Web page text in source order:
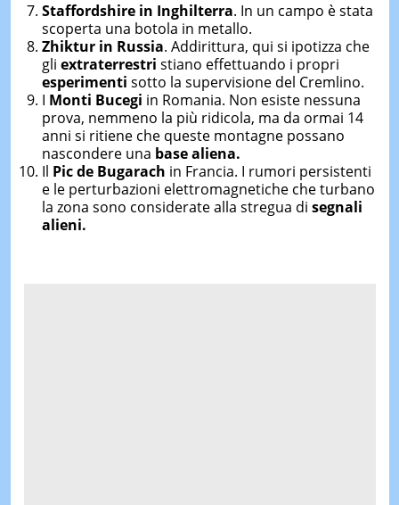
Staffordshire in Inghilterra. In un campo è stata
scoperta una botola in metallo.
Zhiktur in Russia. Addirittura, qui si ipotizza che
gli extraterrestri stiano effettuando i propri
esperimenti sotto la supervisione del Cremlino.
I Monti Bucegi in Romania. Non esiste nessuna
prova, nemmeno la più ridicola, ma da ormai 14
anni si ritiene che queste montagne possano
nascondere una base aliena.
Il Pic de Bugarach in Francia. I rumori persistenti
e le perturbazioni elettromagnetiche che turbano
la zona sono considerate alla stregua di segnali
alieni.